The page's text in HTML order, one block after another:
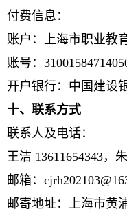
付费信息：
账户：上海市职业教
账号：
开户银行：中国建设
十、联系方式
联系人及电话：
王洁 13611654343，
邮箱：
邮寄地址：上海市黄